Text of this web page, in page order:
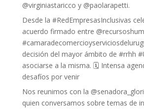
@virginiastaricco y @paolarapetti.
Desde la #RedEmpresasInclusivas
acuerdo firmado entre
decisión del mayor ámbito de #rrhh
asociarse a la misma. 🗓 Intensa
desafíos por venir
Nos reunimos con la
quien conversamos sobre temas de